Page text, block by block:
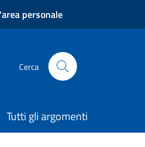
personale
Cerca
Tutti gli argomenti